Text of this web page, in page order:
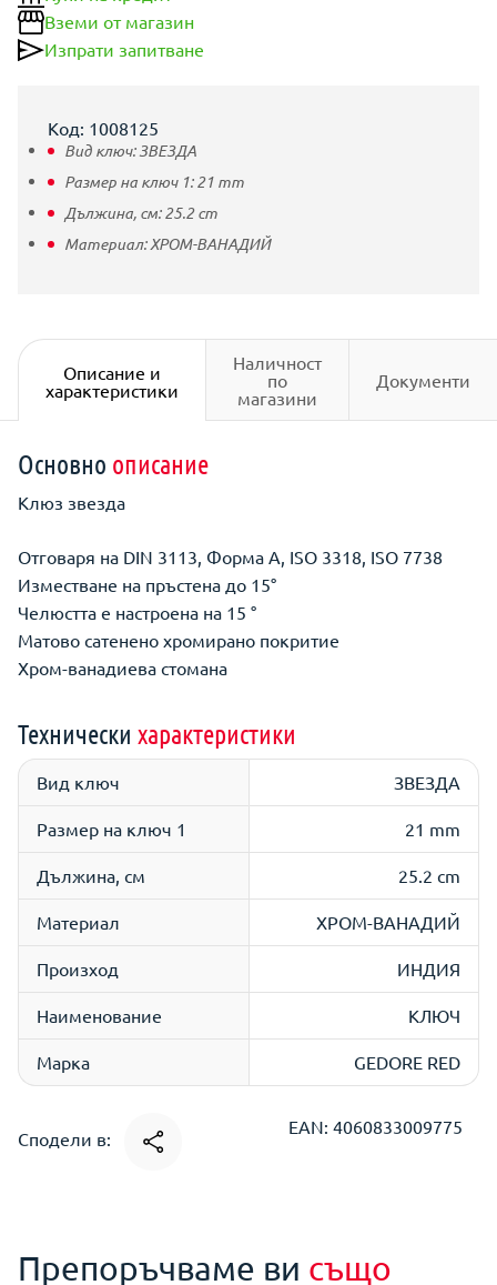
Вземи от магазин
Изпрати запитване
Код: 1008125
Вид ключ:ЗВЕЗДА
Размер на ключ 1:21 mm
Дължина, см:25.2cm
Материал:ХРОМ-ВАНАДИЙ
Описание и
характеристики
Наличност
по
магазини
Документи
Основно описание
Клюз звезда
Отговаря на DIN 3113, Форма A, ISO 3318, ISO 7738
Изместване на пръстена до 15°
Челюстта е настроена на 15 °
Матово сатенено хромирано покритие
Хром-ванадиева стомана
Технически характеристики
Вид ключ ЗВЕЗДА
Размер на ключ 1 21 mm
Дължина, см 25.2 cm
Материал ХРОМ-ВАНАДИЙ
Произход ИНДИЯ
Наименование КЛЮЧ
Марка GEDORE RED
Сподели в:
EAN: 4060833009775
Препоръчваме ви също